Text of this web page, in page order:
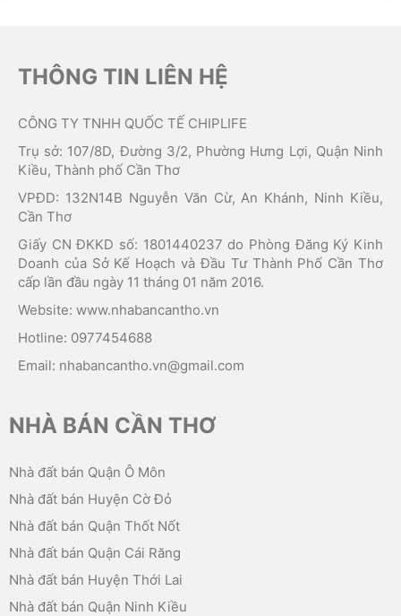
THÔNG TIN LIÊN HỆ
CÔNG TY TNHH QUỐC TẾ CHIPLIFE
Trụ sở: 107/8D, Đường 3/2, Phường Hưng Lợi, Quận Ninh
Kiều, Thành phố Cần Thơ
VPĐD: 132N14B Nguyễn Văn Cừ, An Khánh, Ninh Kiều,
Cần Thơ
Giấy CN ĐKKD số: 1801440237 do Phòng Đăng Ký Kinh
Doanh của Sở Kế Hoạch và Đầu Tư Thành Phố Cần Thơ
cấp lần đầu ngày 11 tháng 01 năm 2016.
Website: www.nhabancantho.vn
Hotline: 0977454688
Email: nhabancantho.vn@gmail.com
NHÀ BÁN CẦN THƠ
Nhà đất bán Quận Ô Môn
Nhà đất bán Huyện Cờ Đỏ
Nhà đất bán Quận Thốt Nốt
Nhà đất bán Quận Cái Răng
Nhà đất bán Huyện Thới Lai
Nhà đất bán Quận Ninh Kiều